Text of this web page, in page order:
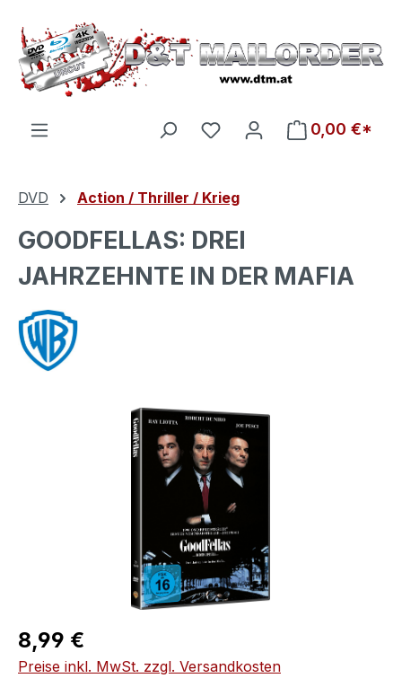
Zum Hauptinhalt springen
Du hast 0 Produkte auf
0,00 €*
DVD Action / Thriller / Krieg
GOODFELLAS: DREI
JAHRZEHNTE IN DER MAFIA
Bildergalerie überspringen
Regulärer Preis:
8,99 €
Preise inkl. MwSt. zzgl. Versandkosten